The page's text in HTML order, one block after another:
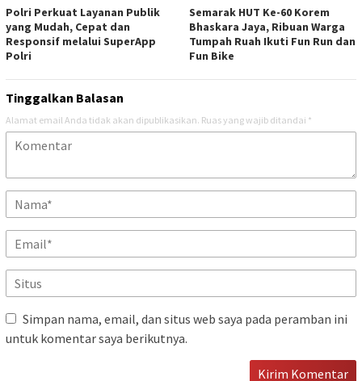
Polri Perkuat Layanan Publik
yang Mudah, Cepat dan
Responsif melalui SuperApp
Polri
Semarak HUT Ke-60 Korem
Bhaskara Jaya, Ribuan Warga
Tumpah Ruah Ikuti Fun Run dan
Fun Bike
Tinggalkan Balasan
Alamat email Anda tidak akan dipublikasikan. Ruas yang wajib ditandai *
Simpan nama, email, dan situs web saya pada peramban ini
untuk komentar saya berikutnya.